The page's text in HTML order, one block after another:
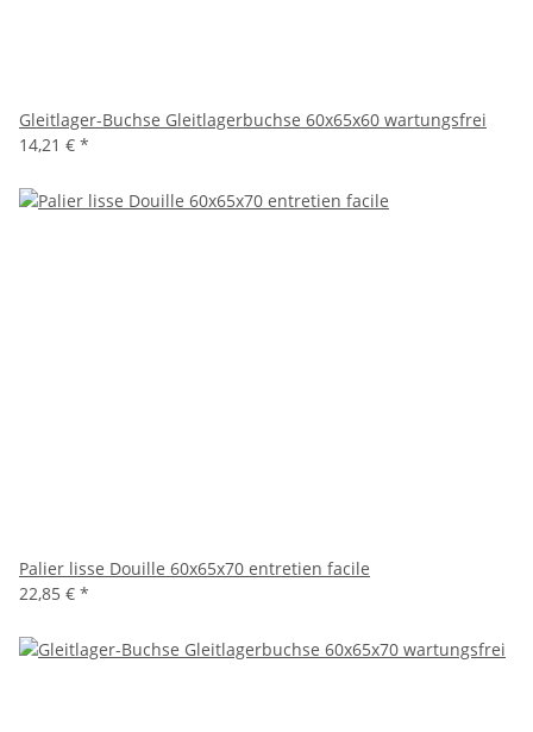
Gleitlager-Buchse Gleitlagerbuchse 60x65x60 wartungsfrei
14,21 € *
Palier lisse Douille 60x65x70 entretien facile
22,85 € *